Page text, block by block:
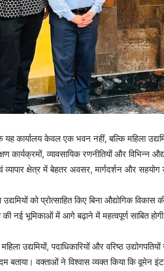
कार्यालय केवल एक भवन नहीं, बल्कि महिला
कार्यक्रमों, व्यावसायिक रणनीतियों और विभिन्न
व्यापार क्षेत्र में बेहतर अवसर, मार्गदर्शन और
उद्यमियों को प्रोत्साहित किए बिना औद्योगिक
नई भूमिकाओं में आगे बढ़ाने में महत्वपूर्ण साबित
उद्यमियों, पदाधिकारियों और वरिष्ठ
बताया। वक्ताओं ने विश्वास व्यक्त किया कि वूमेन